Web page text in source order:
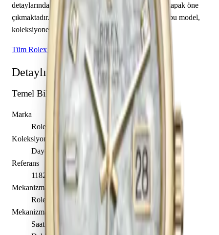
detaylarında 100.00 m su geçirmezlik, kapalı arka kapak öne
çıkmaktadır. Sınırlı üretim olarak piyasaya sunulan bu model,
koleksiyonerlerin ilgisini çekmektedir.
Tüm Rolex Modelleri
Detaylı Teknik Özellikler
Temel Bilgiler
Marka
Rolex
Koleksiyon
Day-Date 36
Referans
118208-0061
Mekanizma Adı
Rolex caliber 3155
Mekanizma Açıklaması
Saat